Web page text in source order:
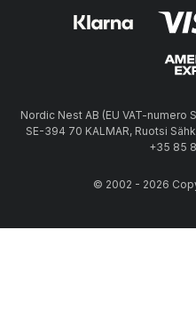
Nordic Nest AB (EU VAT-numero
SE-394 70 KALMAR, Ruotsi
+35 85
© 2002 - 2026